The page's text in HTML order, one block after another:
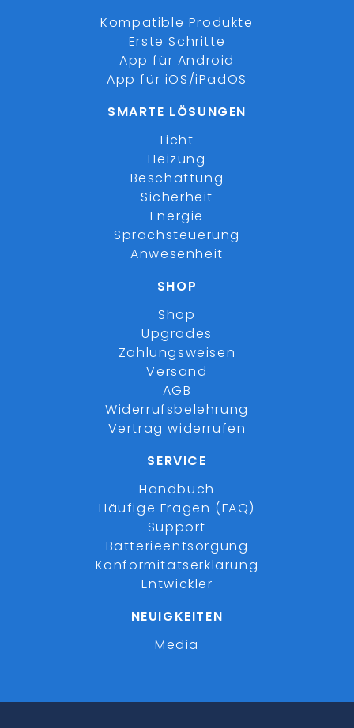
Kompatible Produkte
Erste Schritte
App für Android
App für iOS/iPadOS
SMARTE LÖSUNGEN
Licht
Heizung
Beschattung
Sicherheit
Energie
Sprachsteuerung
Anwesenheit
SHOP
Shop
Upgrades
Zahlungsweisen
Versand
AGB
Widerrufsbelehrung
Vertrag widerrufen
SERVICE
Handbuch
Häufige Fragen (FAQ)
Support
Batterieentsorgung
Konformitätserklärung
Entwickler
NEUIGKEITEN
Media